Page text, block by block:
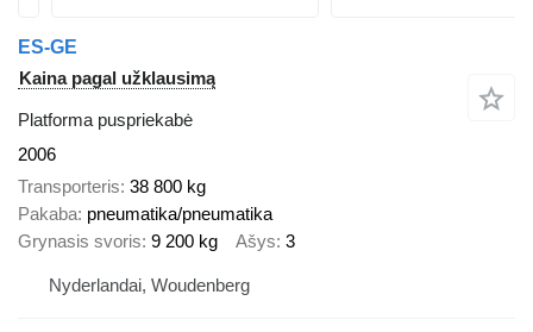
ES-GE
Kaina pagal užklausimą
Platforma puspriekabė
2006
Transporteris 38 800 kg
Pakaba pneumatika/pneumatika
Grynasis svoris 9 200 kg Ašys 3
Nyderlandai, Woudenberg